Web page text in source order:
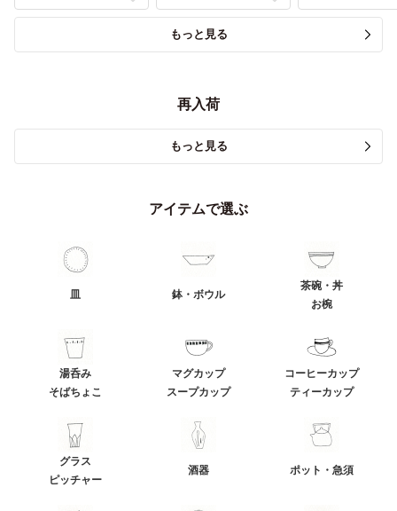
もっと見る
再入荷
もっと見る
アイテムで選ぶ
皿 鉢・ボウル
茶碗・丼
お椀
湯呑み
そばちょこ
マグカップ
スープカップ
コーヒーカップ
ティーカップ
グラス
ピッチャー
酒器 ポット・急須